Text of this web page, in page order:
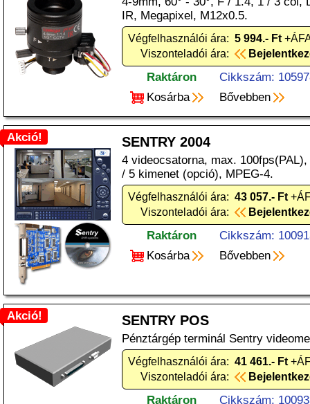
IR, Megapixel, M12x0.5.
Végfelhasználói ára: 5 994.- Ft
Viszonteladói ára:
Raktáron
Cikkszám:
Kosárba
Bővebben
Akció! SENTRY 2004
4 videocsatorna, max.
/ 5 kimenet (opció), MPEG-4.
Végfelhasználói ára: 43 057.- Ft
Viszonteladói ára:
Raktáron
Cikkszám:
Kosárba
Bővebben
Akció! SENTRY POS
Pénztárgép terminál Sentry
Végfelhasználói ára: 41 461.- Ft
Viszonteladói ára:
Raktáron Cikkszám: